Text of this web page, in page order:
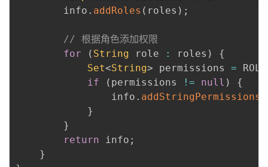
        info
. addRoles ( roles ) ;
// 根据角色添加权限
for
( String role : roles )
{
Set<String> permissions =
if
( permissions != null )
{
                info
. addStringPermissions
}
}
return info ;
}